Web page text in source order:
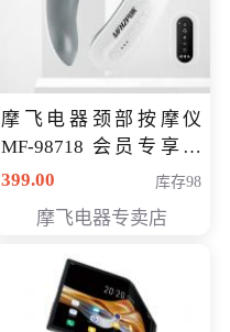
摩飞电器颈部按摩仪
MF-98718 会员专享价
299元
399.00 库存98
摩飞电器专卖店